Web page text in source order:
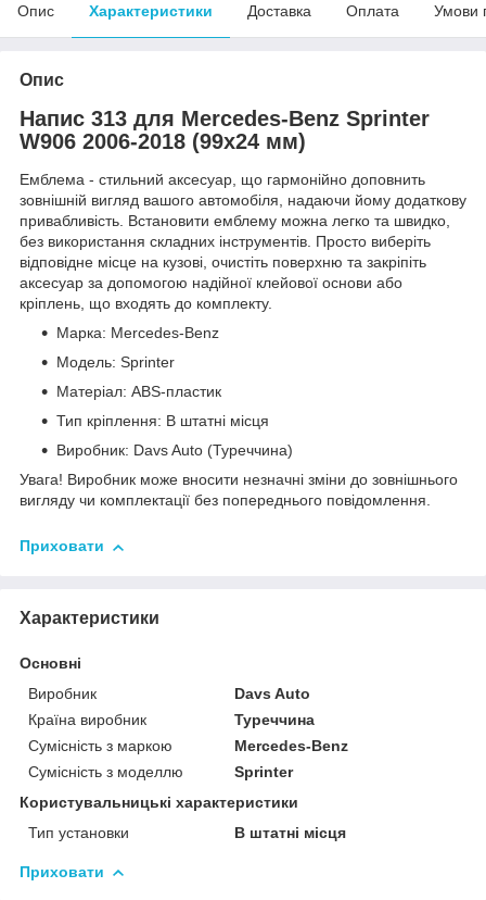
Опис Характеристики Доставка Оплата Умови
Опис
Напис 313 для Mercedes-Benz Sprinter
W906 2006-2018 (99х24 мм)
Емблема - стильний аксесуар, що гармонійно доповнить
зовнішній вигляд вашого автомобіля, надаючи йому додаткову
привабливість. Встановити емблему можна легко та швидко,
без використання складних інструментів. Просто виберіть
відповідне місце на кузові, очистіть поверхню та закріпіть
аксесуар за допомогою надійної клейової основи або
кріплень, що входять до комплекту.
Марка: Mercedes-Benz
Модель: Sprinter
Матеріал: ABS-пластик
Тип кріплення: В штатні місця
Виробник: Davs Auto (Туреччина)
Увага! Виробник може вносити незначні зміни до зовнішнього
вигляду чи комплектації без попереднього повідомлення.
Приховати
Характеристики
Основні
Виробник
Davs Auto
Країна виробник
Туреччина
Сумісність з маркою
Mercedes-Benz
Сумісність з моделлю
Sprinter
Користувальницькі характеристики
Тип установки
В штатні місця
Приховати